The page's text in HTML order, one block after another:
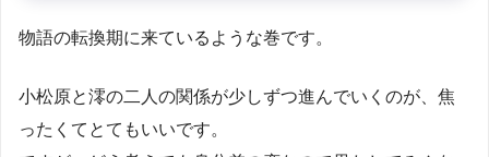
物語の転換期に来ているような巻です。
小松原と澪の二人の関係が少しずつ進んでいくのが、焦
ったくてとてもいいです。